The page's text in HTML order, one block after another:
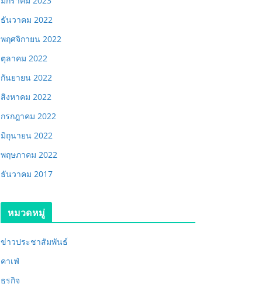
ธันวาคม 2022
พฤศจิกายน 2022
ตุลาคม 2022
กันยายน 2022
สิงหาคม 2022
กรกฎาคม 2022
มิถุนายน 2022
พฤษภาคม 2022
ธันวาคม 2017
หมวดหมู่
ข่าวประชาสัมพันธ์
คาเฟ่
ธุรกิจ